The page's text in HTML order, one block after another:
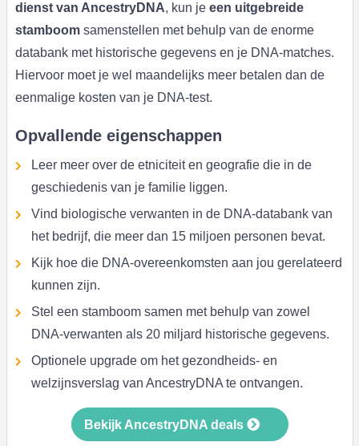
dienst van AncestryDNA, kun je een uitgebreide
stamboomsamenstellen met behulp van de enorme
databank met historische gegevens en je DNA-matches.
Hiervoor moet je wel maandelijks meer betalen dan de
eenmalige kosten van je DNA-test.
Opvallende eigenschappen
Leer meer over de etniciteit en geografie die in de
geschiedenis van je familie liggen.
Vind biologische verwanten in de DNA-databank van
het bedrijf, die meer dan 15 miljoen personen bevat.
Kijk hoe die DNA-overeenkomsten aan jou gerelateerd
kunnen zijn.
Stel een stamboom samen met behulp van zowel
DNA-verwanten als 20 miljard historische gegevens.
Optionele upgrade om het gezondheids- en
welzijnsverslag van AncestryDNA te ontvangen.
Bekijk AncestryDNA deals